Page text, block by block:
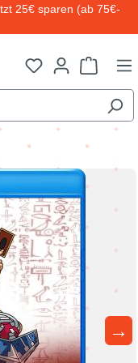
25€ sparen (ab 75€-
→